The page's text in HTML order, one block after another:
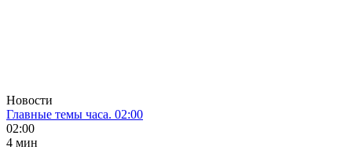
Новости
Главные темы часа. 02:00
02:00
4 мин